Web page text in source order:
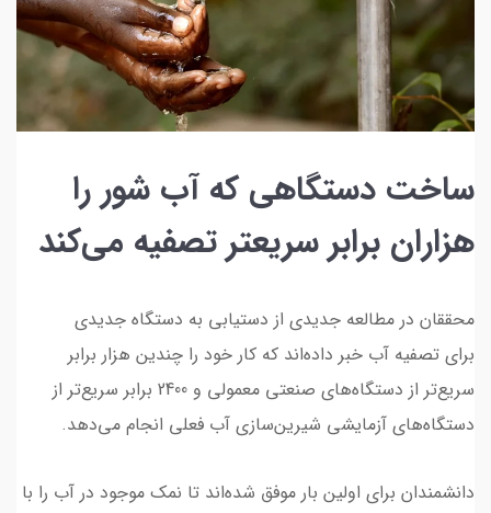
ساخت دستگاهی که آب شور را
هزاران برابر سریعتر تصفیه می‌کند
محققان در مطالعه جدیدی از دستیابی به دستگاه جدیدی
برای تصفیه آب خبر داده‌اند که کار خود را چندین هزار برابر
سریع‌تر از دستگاه‌های صنعتی معمولی و 2400 برابر سریع‌تر از
دستگاه‌های آزمایشی شیرین‌سازی آب فعلی انجام می‌دهد.
دانشمندان برای اولین بار موفق شده‌اند تا نمک موجود در آب را با